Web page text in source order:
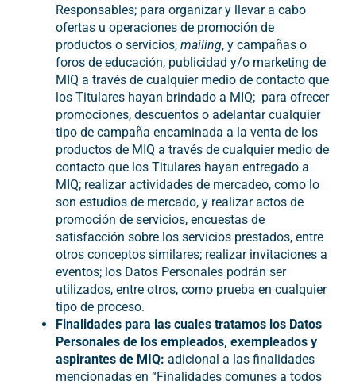
Responsables; para organizar y llevar a cabo
ofertas u operaciones de promoción de
productos o servicios,mailing, y campañas o
foros de educación, publicidad y/o marketing de
MIQ a través de cualquier medio de contacto que
los Titulares hayan brindado a MIQ; para ofrecer
promociones, descuentos o adelantar cualquier
tipo de campaña encaminada a la venta de los
productos de MIQ a través de cualquier medio de
contacto que los Titulares hayan entregado a
MIQ; realizar actividades de mercadeo, como lo
son estudios de mercado, y realizar actos de
promoción de servicios, encuestas de
satisfacción sobre los servicios prestados, entre
otros conceptos similares; realizar invitaciones a
eventos; los Datos Personales podrán ser
utilizados, entre otros, como prueba en cualquier
tipo de proceso.
Finalidades para las cuales tratamos los Datos
Personales de los empleados, exempleados y
aspirantes de MIQ:adicional a las finalidades
mencionadas en “Finalidades comunes a todos